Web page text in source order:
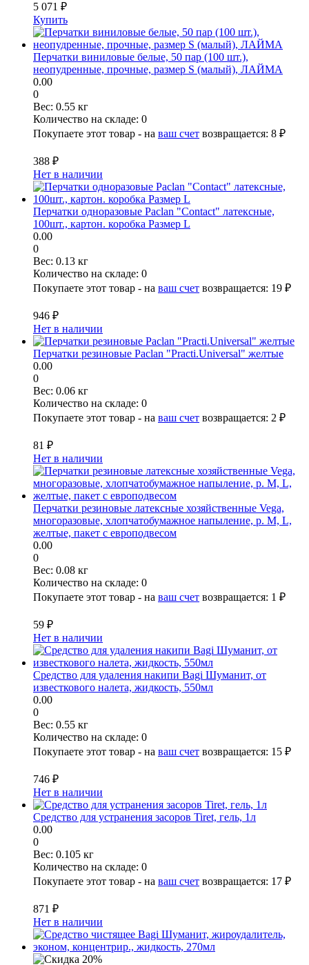
5 071 ₽
Купить
Перчатки виниловые белые, 50 пар (100 шт.),
неопудренные, прочные, размер S (малый), ЛАЙМА
0.00
0
Вес: 0.55 кг
Количество на складе: 0
Покупаете этот товар - на ваш счет возвращается: 8 ₽
388 ₽
Нет в наличии
Перчатки одноразовые Paclan "Contact" латексные,
100шт., картон. коробка Размер L
0.00
0
Вес: 0.13 кг
Количество на складе: 0
Покупаете этот товар - на ваш счет возвращается: 19 ₽
946 ₽
Нет в наличии
Перчатки резиновые Paclan "Practi.Universal" желтые
0.00
0
Вес: 0.06 кг
Количество на складе: 0
Покупаете этот товар - на ваш счет возвращается: 2 ₽
81 ₽
Нет в наличии
Перчатки резиновые латексные хозяйственные Vega,
многоразовые, хлопчатобумажное напыление, р. M, L,
желтые, пакет с европодвесом
0.00
0
Вес: 0.08 кг
Количество на складе: 0
Покупаете этот товар - на ваш счет возвращается: 1 ₽
59 ₽
Нет в наличии
Средство для удаления накипи Bagi Шуманит, от
известкового налета, жидкость, 550мл
0.00
0
Вес: 0.55 кг
Количество на складе: 0
Покупаете этот товар - на ваш счет возвращается: 15 ₽
746 ₽
Нет в наличии
Средство для устранения засоров Tiret, гель, 1л
0.00
0
Вес: 0.105 кг
Количество на складе: 0
Покупаете этот товар - на ваш счет возвращается: 17 ₽
871 ₽
Нет в наличии